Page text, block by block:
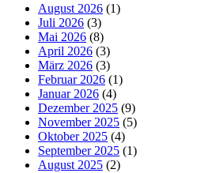
August 2026 (1)
Juli 2026 (3)
Mai 2026 (8)
April 2026 (3)
März 2026 (3)
Februar 2026 (1)
Januar 2026 (4)
Dezember 2025 (9)
November 2025 (5)
Oktober 2025 (4)
September 2025 (1)
August 2025 (2)